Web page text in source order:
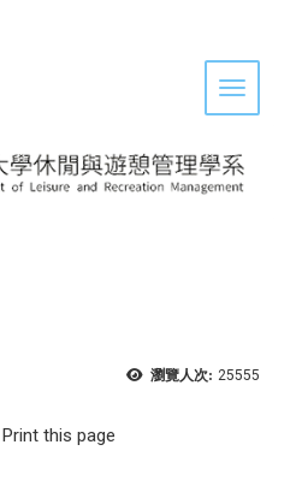
Toggle
瀏覽人次: 25555
Print this page